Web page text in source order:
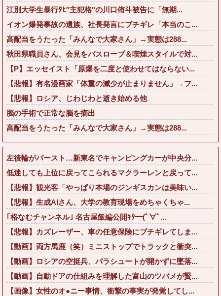
江別大学生暴行ﾀﾋ″主犯格″の川口侑斗被告に「無期...
イオン爆発事故の遺族、社長発言にブチギレ「本当のこ...
高配当をうたった「みんなで大家さん」→実態は288...
秋田県職員さん、会見をバスローブ＆喫煙スタイルで対...
【P】エッセイスト「原爆を二度と使わせてはならない...
【悲報】有名漫画家「体重の減少が止まりません」→フ...
【悲報】ロシア、じわじわと逝き始める他
脳の手術で正常な脳を摘出
高配当をうたった「みんなで大家さん」→実態は288...
左後輪がバースト…新東名でキャンピングカーが中央分...
低迷しても上位に戻ってこられるマクラーレンと戻って...
【悲報】観光客「やっぱり本場のジンギスカンは美味い...
【悲報】生成AIさん、大学の教育現場をめちゃくちゃ...
｢格なむチャンネル｣ 名古屋飯編公開ｷﾀ━(ﾟ∀ﾟ...
【悲報】カズレーザー、車の任意保険にブチギレてしま...
【動画】両方馬鹿（笑）ミニストップでトラックと衝突...
【動画】ロシアの空挺兵、パラシュートが開かずに墜落...
【動画】自動ドアの仕組みを理解した富山のツバメが賢...
【画像】女性のオ●ニー事情、衝撃の事実が発覚してし...